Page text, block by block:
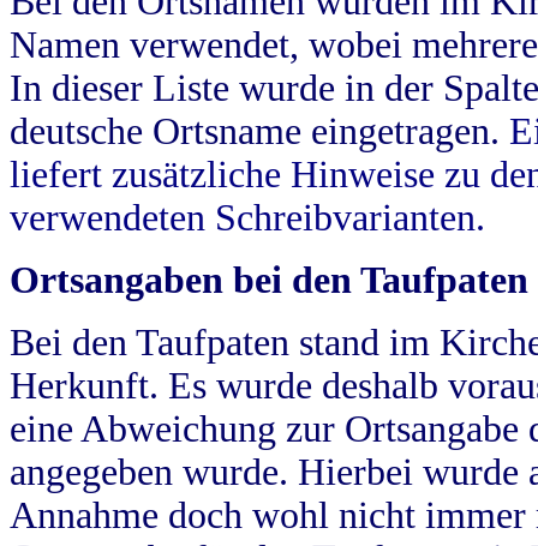
Namen verwendet, wobei
In dieser Liste wurde in der
deutsche Ortsname eingetragen.
liefert zusätzliche Hinweise zu
verwendeten Schreibvarianten.
Ortsangaben bei den Taufpaten
Bei den Taufpaten stand im
Herkunft. Es wurde deshalb
eine Abweichung zur
angegeben wurde. Hierbei wurde
Annahme doch wohl nicht